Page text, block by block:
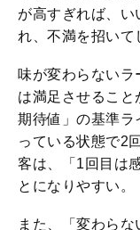
が高すぎれば、い
れ、不満を招いて
味が変わらないラ
は満足させるこ
期待値」の基準ラ
っている状態で2
客は、「1回目は
とになりやすい。
また、「変わら